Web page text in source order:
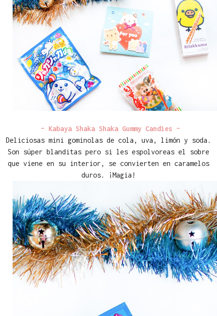
– Kabaya Shaka Shaka Gummy Candies –
Deliciosas mini gominolas de cola, uva, limón y soda.
Son súper blanditas pero si les espolvoreas el sobre
que viene en su interior, se convierten en caramelos
duros. ¡Magia!